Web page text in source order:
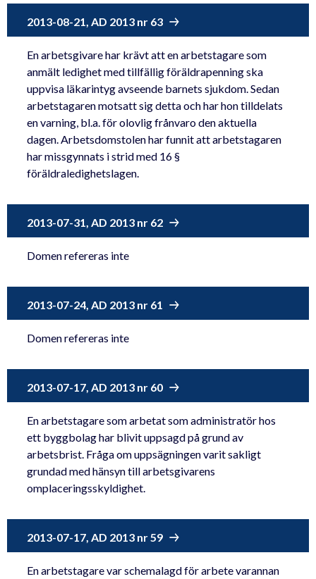
2013-08-21, AD 2013 nr 63
En arbetsgivare har krävt att en arbetstagare som
anmält ledighet med tillfällig föräldrapenning ska
uppvisa läkarintyg avseende barnets sjukdom. Sedan
arbetstagaren motsatt sig detta och har hon tilldelats
en varning, bl.a. för olovlig frånvaro den aktuella
dagen. Arbetsdomstolen har funnit att arbetstagaren
har missgynnats i strid med 16 §
föräldraledighetslagen.
2013-07-31, AD 2013 nr 62
Domen refereras inte
2013-07-24, AD 2013 nr 61
Domen refereras inte
2013-07-17, AD 2013 nr 60
En arbetstagare som arbetat som administratör hos
ett byggbolag har blivit uppsagd på grund av
arbetsbrist. Fråga om uppsägningen varit sakligt
grundad med hänsyn till arbetsgivarens
omplaceringsskyldighet.
2013-07-17, AD 2013 nr 59
En arbetstagare var schemalagd för arbete varannan